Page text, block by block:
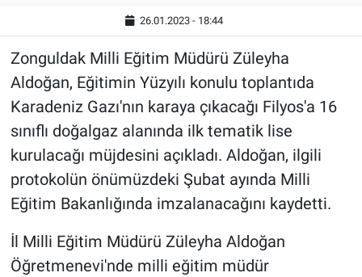
26.01.2023 - 18:44
Zonguldak Milli Eğitim Müdürü Züleyha
Aldoğan, Eğitimin Yüzyılı konulu toplantıda
Karadeniz Gazı'nın karaya çıkacağı Filyos'a 16
sınıflı doğalgaz alanında ilk tematik lise
kurulacağı müjdesini açıkladı. Aldoğan, ilgili
protokolün önümüzdeki Şubat ayında Milli
Eğitim Bakanlığında imzalanacağını kaydetti.
İl Milli Eğitim Müdürü Züleyha Aldoğan
Öğretmenevi'nde milli eğitim müdür